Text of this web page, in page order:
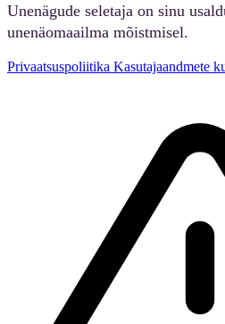
Unenägude seletaja on sinu
unenäomaailma mõistmisel.
Privaatsuspoliitika Kasutajaandmete